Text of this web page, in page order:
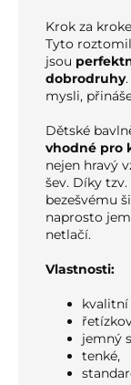
Krok za
Tyto
jsou
dobrodruhy
mysli,
Dětské
vhodné pro
nejen hravý
šev. Díky tzv.
bezešvému
naprosto
netlačí.
Vlastnosti:
kvalitní
jemný
tenké,